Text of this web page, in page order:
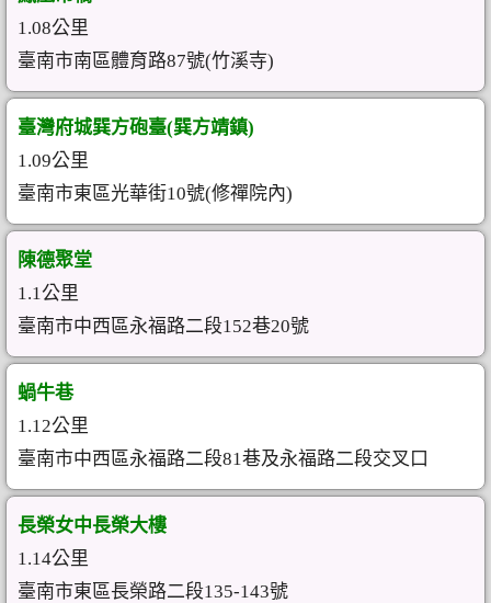
1.08公里
臺南市南區體育路87號(竹溪寺)
臺灣府城巽方砲臺(巽方靖鎮)
1.09公里
臺南市東區光華街10號(修禪院內)
陳德聚堂
1.1公里
臺南市中西區永福路二段152巷20號
蝸牛巷
1.12公里
臺南市中西區永福路二段81巷及永福路二段交叉口
長榮女中長榮大樓
1.14公里
臺南市東區長榮路二段135-143號